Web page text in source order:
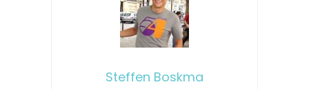
Steffen Boskma